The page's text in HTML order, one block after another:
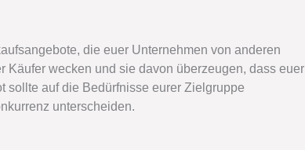
die euer Unternehmen von anderen
wecken und sie davon überzeugen, dass euer
sollte auf die Bedürfnisse eurer Zielgruppe
unterscheiden.